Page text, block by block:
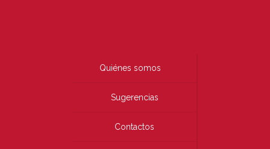
Quiénes somos
Sugerencias
Contactos